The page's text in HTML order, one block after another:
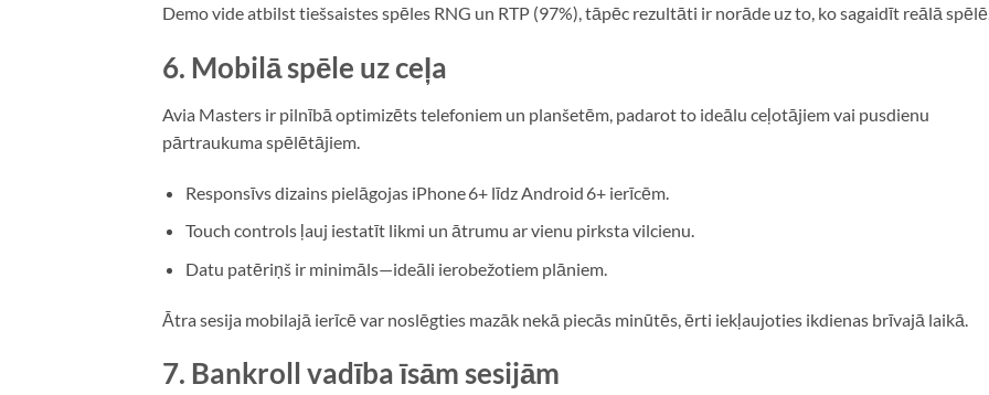
Demo vide atbilst tiešsaistes spēles RNG un RTP (97%), tāpēc rezultāti ir norāde uz to, ko sagaidīt reālā
6. Mobilā spēle uz ceļa
Avia Masters ir pilnībā optimizēts telefoniem un planšetēm, padarot to ideālu ceļotājiem vai pusdienu
pārtraukuma spēlētājiem.
Responsīvs dizains pielāgojas iPhone 6+ līdz Android 6+ ierīcēm.
Touch controls ļauj iestatīt likmi un ātrumu ar vienu pirksta vilcienu.
Datu patēriņš ir minimāls—ideāli ierobežotiem plāniem.
Ātra sesija mobilajā ierīcē var noslēgties mazāk nekā piecās minūtēs, ērti iekļaujoties ikdienas brīvajā laikā.
7. Bankroll vadība īsām sesijām